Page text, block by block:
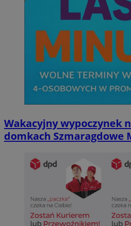
Wakacyjny wypoczynek
domkach Szmaragdowe